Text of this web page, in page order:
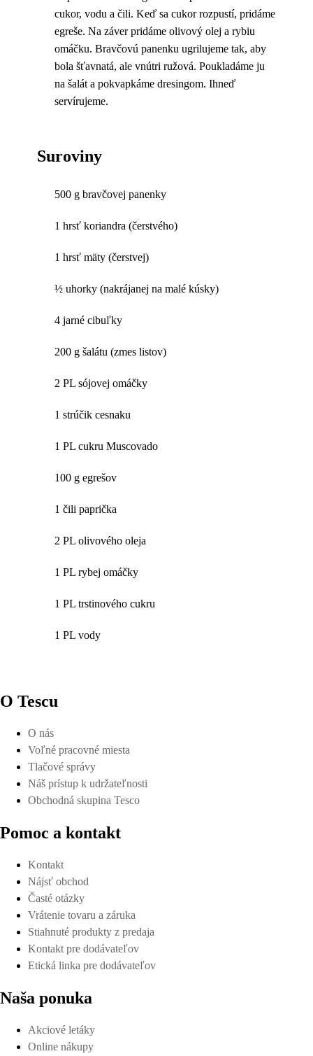
cukor, vodu a čili. Keď sa cukor rozpustí, pridáme
egreše. Na záver pridáme olivový olej a rybiu
omáčku. Bravčovú panenku ugrilujeme tak, aby
bola šťavnatá, ale vnútri ružová. Poukladáme ju
na šalát a pokvapkáme dresingom. Ihneď
servírujeme.
Suroviny
500 g bravčovej panenky
1 hrsť koriandra (čerstvého)
1 hrsť mäty (čerstvej)
½ uhorky (nakrájanej na malé kúsky)
4 jarné cibuľky
200 g šalátu (zmes listov)
2 PL sójovej omáčky
1 strúčik cesnaku
1 PL cukru Muscovado
100 g egrešov
1 čili paprička
2 PL olivového oleja
1 PL rybej omáčky
1 PL trstinového cukru
1 PL vody
O Tescu
O nás
Voľné pracovné miesta
Tlačové správy
Náš prístup k udržateľnosti
Obchodná skupina Tesco
Pomoc a kontakt
Kontakt
Nájsť obchod
Časté otázky
Vrátenie tovaru a záruka
Stiahnuté produkty z predaja
Kontakt pre dodávateľov
Etická linka pre dodávateľov
Naša ponuka
Akciové letáky
Online nákupy